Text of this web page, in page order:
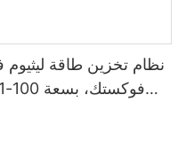
نظام تخزين طاقة